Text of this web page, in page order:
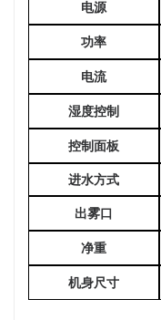
电源
功率
电流
湿度控制
控制面板
进水方式
出雾口
净重
机身尺寸